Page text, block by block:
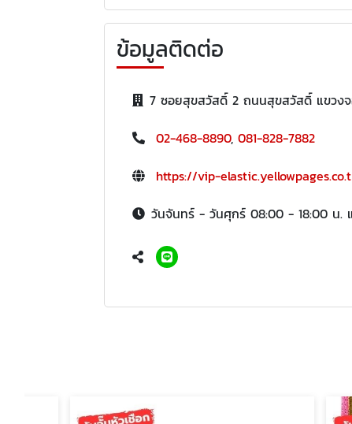
ข้อมูลติดต่อ
7 ซอยสุขสวัสดิ์ 2 ถนนสุขสวัสดิ์ แขวง
02-468-8890, 081-828-7882
https://vip-
วันจันทร์ - วันศุกร์ 08:00 - 18:00 น.